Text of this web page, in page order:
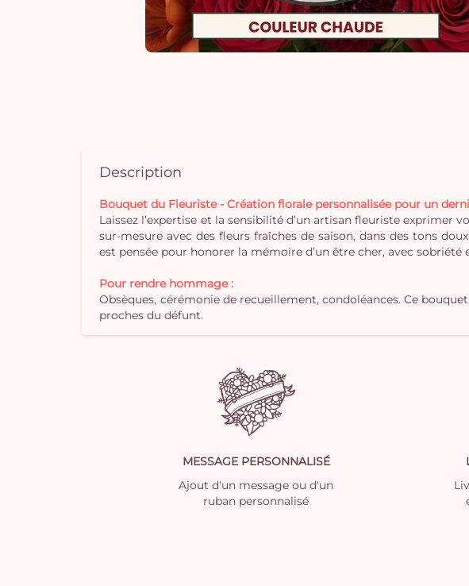
Description
Bouquet du Fleuriste - Création florale personnalisée pour un
Laissez l’expertise et la sensibilité d’un artisan fleuriste
sur-mesure avec des fleurs fraîches de saison, dans des tons
est pensée pour honorer la mémoire d’un être cher, avec sobriété
Pour rendre hommage :
Obsèques, cérémonie de recueillement, condoléances. Ce
proches du défunt.
MESSAGE PERSONNALISÉ
Ajout d'un message ou d'un
ruban personnalisé